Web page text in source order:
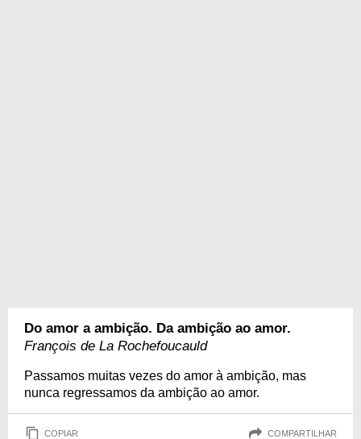
Do amor a ambição. Da ambição ao amor.
François de La Rochefoucauld
Passamos muitas vezes do amor à ambição, mas
nunca regressamos da ambição ao amor.
COPIAR COMPARTILHAR